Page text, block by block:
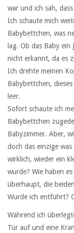
war und ich sah,
Ich schaute mich
Babybettchen, was
lag. Ob das Baby ein
nicht erkannt, da es
Ich drehte meinen
Babybettchen,
leer.
Sofort schaute ich
Babybettchen
Babyzimmer. Aber,
doch das einzige
wirklich, wieder ein
wurde? Wie haben
überhaupt, die
Wurde ich entführt?
Während ich
Tür auf und eine